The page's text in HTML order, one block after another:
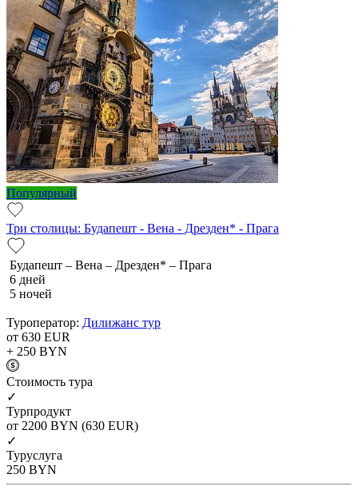
Популярный
Три столицы: Будапешт - Вена - Дрезден* - Прага
Будапешт – Вена – Дрезден* – Прага
6 дней
5 ночей
Туроператор: Дилижанс тур
от 630 EUR
+ 250 BYN
Cтоимость тура
✓
Турпродукт
от 2200 BYN (630 EUR)
✓
Туруслуга
250 BYN